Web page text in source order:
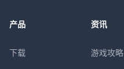
产品
下载
资讯
游戏攻略